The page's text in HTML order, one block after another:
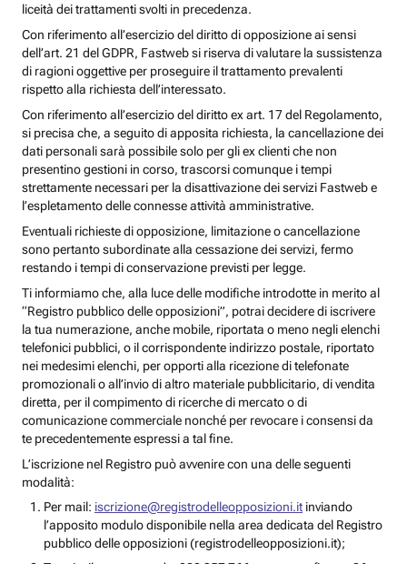
liceità dei trattamenti svolti in precedenza.
Con riferimento all’esercizio del diritto di opposizione ai sensi
dell’art. 21 del GDPR, Fastweb si riserva di valutare la sussistenza
di ragioni oggettive per proseguire il trattamento prevalenti
rispetto alla richiesta dell’interessato.
Con riferimento all’esercizio del diritto ex art. 17 del Regolamento,
si precisa che, a seguito di apposita richiesta, la cancellazione dei
dati personali sarà possibile solo per gli ex clienti che non
presentino gestioni in corso, trascorsi comunque i tempi
strettamente necessari per la disattivazione dei servizi Fastweb e
l’espletamento delle connesse attività amministrative.
Eventuali richieste di opposizione, limitazione o cancellazione
sono pertanto subordinate alla cessazione dei servizi, fermo
restando i tempi di conservazione previsti per legge.
Ti informiamo che, alla luce delle modifiche introdotte in merito al
“Registro pubblico delle opposizioni”, potrai decidere di iscrivere
la tua numerazione, anche mobile, riportata o meno negli elenchi
telefonici pubblici, o il corrispondente indirizzo postale, riportato
nei medesimi elenchi, per opporti alla ricezione di telefonate
promozionali o all’invio di altro materiale pubblicitario, di vendita
diretta, per il compimento di ricerche di mercato o di
comunicazione commerciale nonché per revocare i consensi da
te precedentemente espressi a tal fine.
L’iscrizione nel Registro può avvenire con una delle seguenti
modalità:
Per mail: iscrizione@registrodelleopposizioni.it inviando
l’apposito modulo disponibile nella area dedicata del Registro
pubblico delle opposizioni (registrodelleopposizioni.it);